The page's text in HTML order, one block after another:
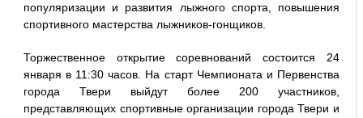
популяризации и развития лыжного спорта, повышения
спортивного мастерства лыжников-гонщиков.
Торжественное открытие соревнований состоится 24
января в 11:30 часов. На старт Чемпионата и Первенства
города Твери выйдут более 200 участников,
представляющих спортивные организации города Твери и